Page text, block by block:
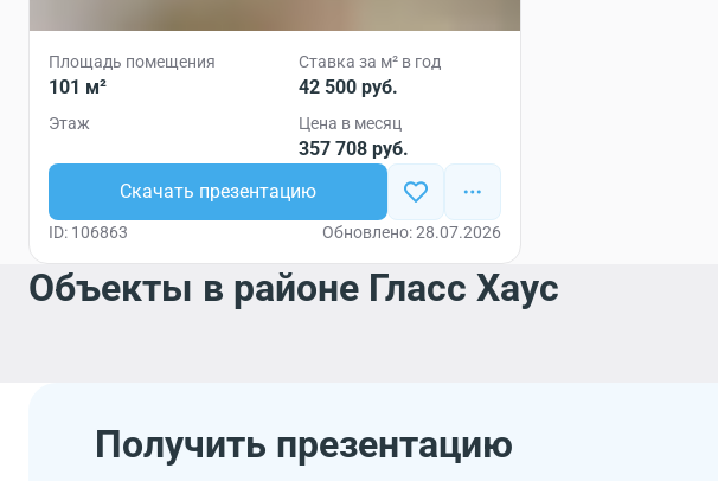
Площадь помещения
101 м²
Ставка за м² в год
42 500 руб.
Этаж Цена в месяц
357 708 руб.
Скачать презентацию
ID: 106863 Обновлено: 28.07.2026
Объекты в районе Гласс Хаус
Получить презентацию